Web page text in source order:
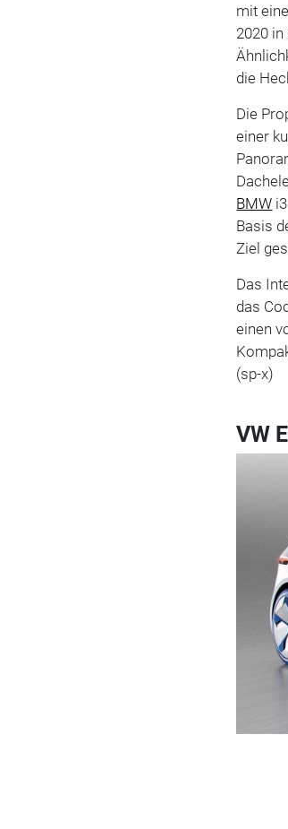
mit
2020 in
die
Die
einer
BMW
Basis
Ziel
Das
das
einen
(sp-x)
VW